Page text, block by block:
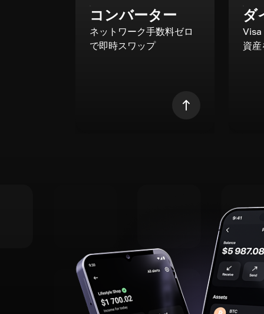
コンバーター
ネットワーク手数料ゼロ
で即時スワップ
ダ
資